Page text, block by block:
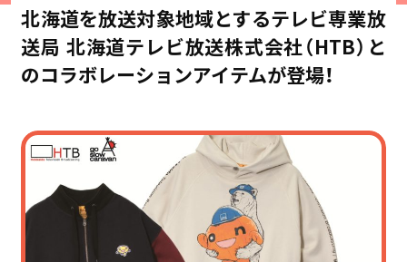
北海道を放送対象地域とするテレビ専業放
送局 北海道テレビ放送株式会社（HTB）と
のコラボレーションアイテムが登場！